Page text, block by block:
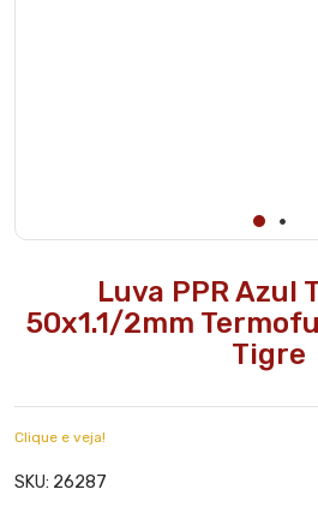
Luva PPR Azul
50x1.1/2mm
Tigre
Clique e veja!
SKU: 26287